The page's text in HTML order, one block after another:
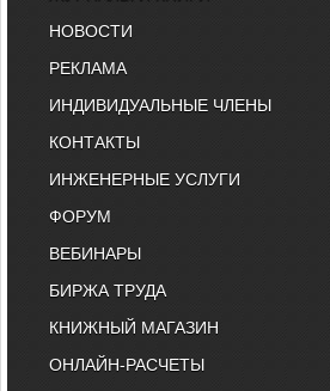
НОВОСТИ
РЕКЛАМА
ИНДИВИДУАЛЬНЫЕ ЧЛЕНЫ
КОНТАКТЫ
ИНЖЕНЕРНЫЕ УСЛУГИ
ФОРУМ
ВЕБИНАРЫ
БИРЖА ТРУДА
КНИЖНЫЙ МАГАЗИН
ОНЛАЙН-РАСЧЕТЫ